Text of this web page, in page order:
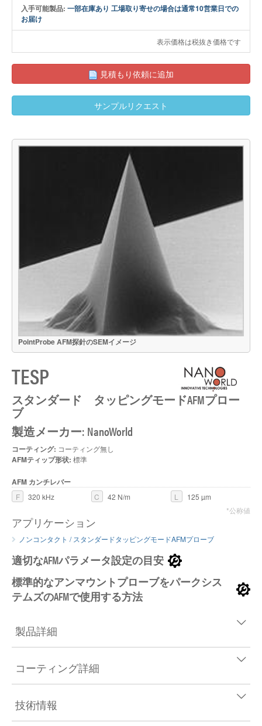
入手可能製品: 一部在庫あり 工場取り寄せの場合は通常10営業日での
お届け
表示価格は税抜き価格です
見積もり依頼に追加
サンプルリクエスト
PointProbe AFM探針のSEMイメージ
TESP
スタンダード タッピングモードAFMプロー
ブ
製造メーカー: NanoWorld
コーティング: コーティング無し
AFMティップ形状: 標準
AFM カンチレバー
F 320 kHz C 42 N/m L
125 µm
*公称値
アプリケーション
ノンコンタクト / スタンダードタッピングモードAFMプローブ
適切なAFMパラメータ設定の目安
標準的なアンマウントプローブをパークシス
テムズのAFMで使用する方法
製品詳細
コーティング詳細
技術情報